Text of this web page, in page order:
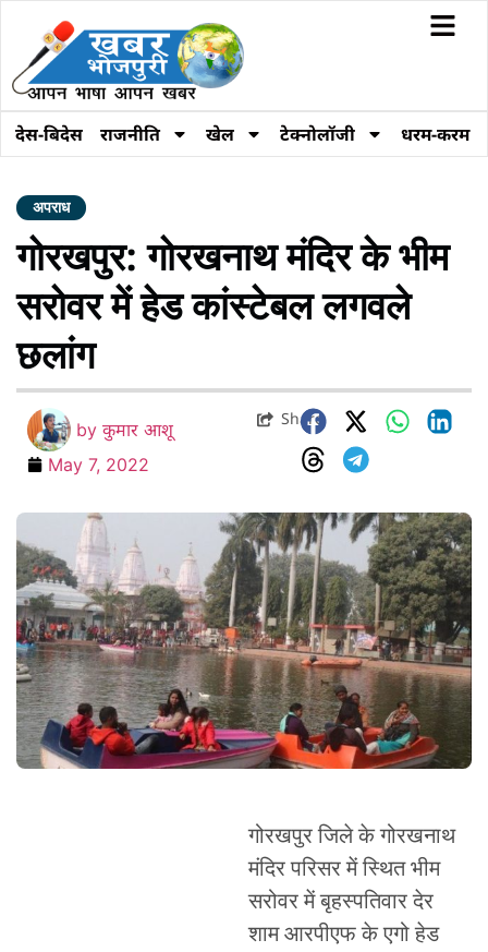
देस-बिदेस राजनीति खेल टेक्नोलॉजी धरम-करम
अपराध
गोरखपुर: गोरखनाथ मंदिर के भीम
सरोवर में हेड कांस्टेबल लगवले
छलांग
by कुमार आशू
May 7, 2022
Share
गोरखपुर जिले के गोरखनाथ
मंदिर परिसर में स्थित भीम
सरोवर में बृहस्पतिवार देर
शाम आरपीएफ के एगो हेड